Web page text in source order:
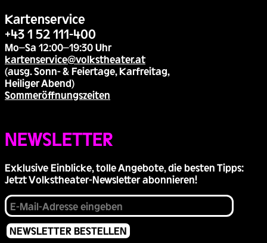
Kartenservice
+43 1 52 111-400
Mo–Sa 12:00–19:30 Uhr
kartenservice@volkstheater.at
(ausg. Sonn- & Feiertage, Karfreitag,
Heiliger Abend)
Sommeröffnungszeiten
NEWSLETTER
Exklusive Einblicke, tolle Angebote, die besten Tipps:
Jetzt Volkstheater-Newsletter abonnieren!